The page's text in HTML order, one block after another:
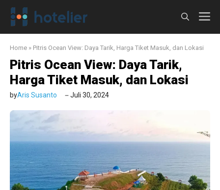
Langsung
Home » Pitris Ocean View: Daya Tarik, Harga Tiket Masuk, dan Lokasi
Pitris Ocean View: Daya Tarik,
Harga Tiket Masuk, dan Lokasi
byAris Susanto Juli 30, 2024